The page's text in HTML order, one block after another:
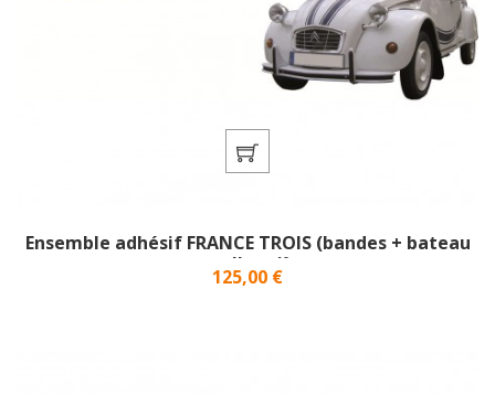
Ensemble adhésif FRANCE TROIS (bandes + bateau
malle ar)}
Prix
125,00 €